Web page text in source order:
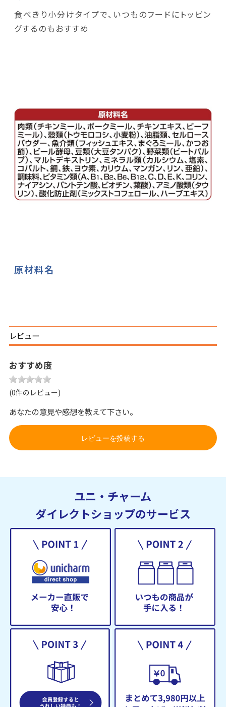
食べきり小分けタイプで、いつものフードにトッピン
グするのもおすすめ
原材料名
レビュー
おすすめ度
(0件のレビュー)
あなたの意見や感想を教えて下さい。
レビューを投稿する
ユニ・チャーム
ダイレクトショップのサービス